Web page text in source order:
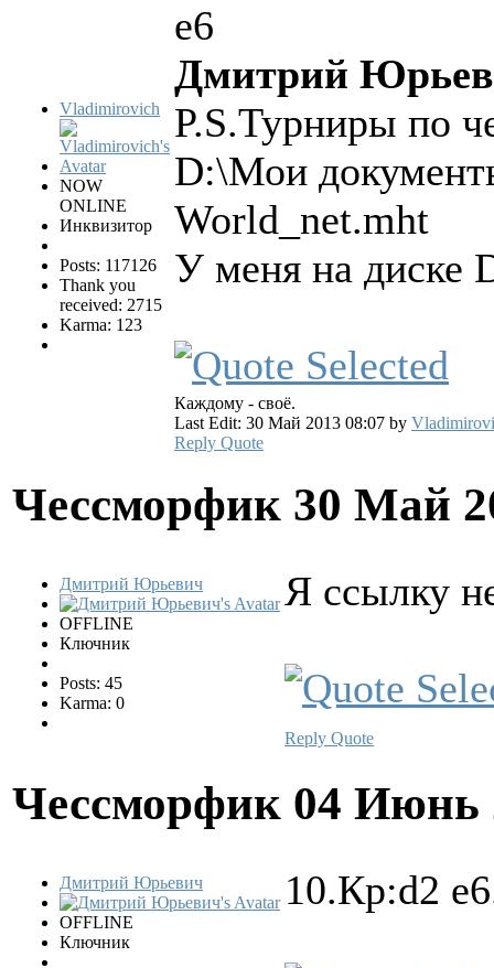
Vladimirovich
NOW
ONLINE
Инквизитор
Posts: 117126
Thank you
received: 2715
Karma: 123
e6
Дмитрий
P.S.Турниры по
D:\Мои
World_net.mht
У меня на диске
Каждому - своё.
Last Edit: 30 Май 2013 08:07 by
Reply Quote
Чессморфик 30 Май
Дмитрий Юрьевич
OFFLINE
Ключник
Posts: 45
Karma: 0
Я ссылку
Reply Quote
Чессморфик 04 Июнь
Дмитрий Юрьевич
OFFLINE
Ключник
10.Кр:d2